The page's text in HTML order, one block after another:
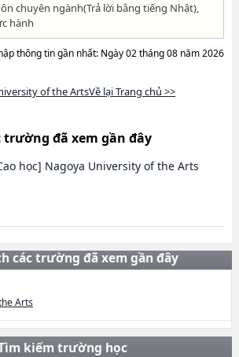
chuyên ngành(Trả lời bằng tiếng Nhật),
hành
thông tin gần nhất: Ngày 02 tháng 08 năm 2026
of the ArtsVề lại Trang chủ >>
trường đã xem gần đây
học] Nagoya University of the Arts
các trường đã xem gần đây
Arts
kiếm trường học